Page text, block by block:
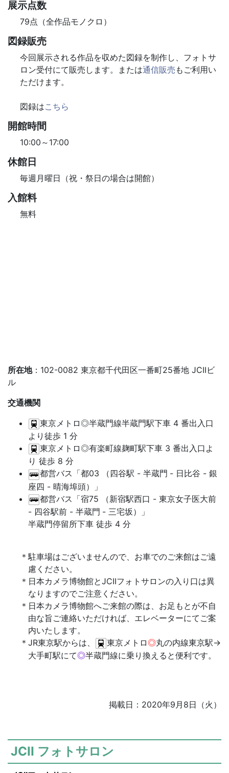
展示点数
79点（全作品モノクロ）
図録販売
今回展示される作品を収めた図録を制作し、フォトサ
ロン受付にて販売します。または通信販売 もご利用い
ただけます。
図録はこちら
開館時間
10:00～17:00
休館日
毎週月曜日（祝・祭日の場合は開館）
入館料
無料
所在地：102-0082 東京都千代田区一番町25番地 JCIIビ
ル
交通機関
東京メトロ◎半蔵門線半蔵門駅下車 4 番出入口
より徒歩 1 分
東京メトロ◎有楽町線麹町駅下車 3 番出入口よ
り 徒歩 8 分
都営バス「都03 （四谷駅 - 半蔵門 - 日比谷 - 銀
座四 - 晴海埠頭）」
都営バス「宿75 （新宿駅西口 - 東京女子医大前
- 四谷駅前 - 半蔵門 - 三宅坂）」
半蔵門停留所下車 徒歩 4 分
駐車場はございませんので、お車でのご来館はご遠
慮ください。
日本カメラ博物館とJCIIフォトサロンの入り口は異
なりますのでご注意ください。
日本カメラ博物館へご来館の際は、お足もとが不自
由な旨ご連絡いただければ、エレベーターにてご案
内いたします。
JR東京駅からは、
東京メトロ◎丸の内線東京駅→
大手町駅にて◎半蔵門線に乗り換えると便利です。
掲載日：2020年9月8日（火）
JCII フォトサロン